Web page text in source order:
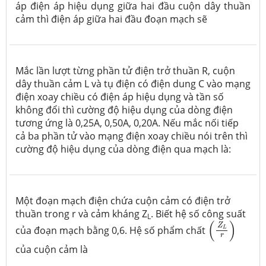
áp điện áp hiệu dụng giữa hai đầu cuộn dây thuần
cảm thì điện áp giữa hai đầu đoạn mạch sẽ
Mắc lần lượt từng phần tử điện trở thuần R, cuộn
dây thuần cảm L và tụ điện có điện dung C vào mạng
điện xoay chiều có điện áp hiệu dụng và tần số
không đổi thì cường độ hiệu dụng của dòng điện
tương ứng là 0,25A, 0,50A, 0,20A. Nếu mắc nối tiếp
cả ba phần tử vào mạng điện xoay chiều nói trên thì
cường độ hiệu dụng của dòng điện qua mạch là:
Một đoạn mạch điện chứa cuộn cảm có điện trở
thuần trong r và cảm kháng ZL. Biết hệ số công suất
của đoạn mạch bằng 0,6. Hệ số phẩm chất ( ZL
r )
(ZLr)
của cuộn cảm là